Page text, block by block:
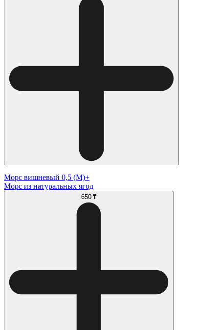
Морс вишневый 0,5 (М)+
Морс из натуральных ягод
650 ₸